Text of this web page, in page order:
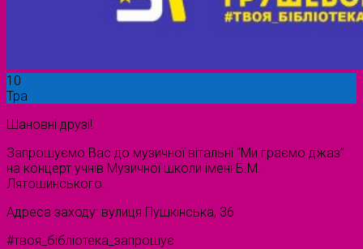
10
Тра
Шановні друзі!
Запрошуємо Вас до музичної вітальні “Ми граємо джаз”
на концерт учнів Музичної школи імені Б.М.
Лятошинського.
Адреса заходу: вулиця Пушкінська, 36
#твоя_бібліотека_запрошує